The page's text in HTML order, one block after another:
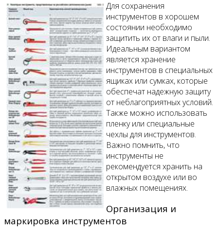
Для сохранения
инструментов в хорошем
состоянии необходимо
защитить их от влаги и пыли.
Идеальным вариантом
является хранение
инструментов в специальных
ящиках или сумках, которые
обеспечат надежную защиту
от неблагоприятных условий.
Также можно использовать
пленку или специальные
чехлы для инструментов.
Важно помнить, что
инструменты не
рекомендуется хранить на
открытом воздухе или во
влажных помещениях.
Организация и
маркировка инструментов